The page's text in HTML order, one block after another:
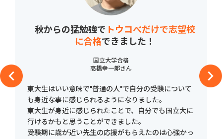
秋からの猛勉強で トウコべだけで志望校
に合格できました！
国立大学合格
高橋幸一郎さん
東大生はいい意味で"普通の人"で自分の受験について
も身近な事に感じられるようになりました。
東大生が身近に感じられたことで、自分でも国立大に
行けるかもと思うことができました。
受験期に歳が近い先生の応援がもらえたのは心強かっ